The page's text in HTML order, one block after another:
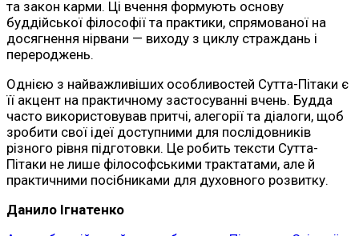
та закон карми. Ці вчення формують основу
буддійської філософії та практики, спрямованої на
досягнення нірвани — виходу з циклу страждань і
перероджень.
Однією з найважливіших особливостей Сутта-Пітаки є
її акцент на практичному застосуванні вчень. Будда
часто використовував притчі, алегорії та діалоги, щоб
зробити свої ідеї доступними для послідовників
різного рівня підготовки. Це робить тексти Сутта-
Пітаки не лише філософськими трактатами, але й
практичними посібниками для духовного розвитку.
Данило Ігнатенко